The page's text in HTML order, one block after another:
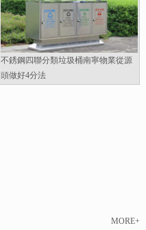
不銹鋼四聯分類垃圾桶南寧物業從源
頭做好4分法
MORE+